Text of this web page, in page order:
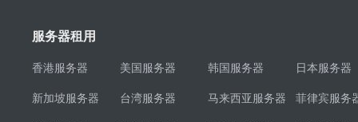
服务器租用
香港服务器 美国服务器 韩国服务器 日本服务器
新加坡服务器 台湾服务器 马来西亚服务器 菲律宾服务